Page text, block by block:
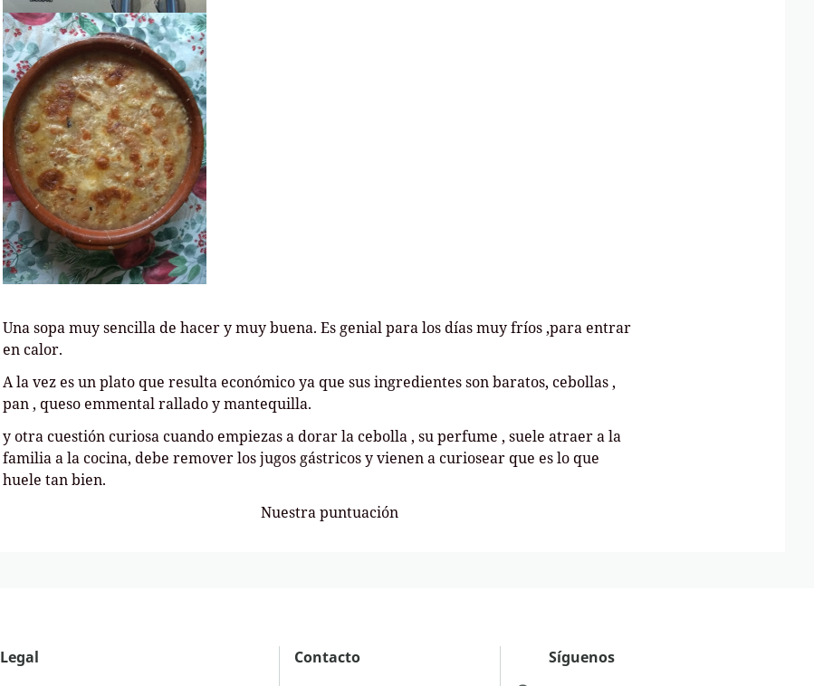
Una sopa muy sencilla de hacer y muy buena. Es genial para los días muy fríos ,para entrar
en calor.
A la vez es un plato que resulta económico ya que sus ingredientes son baratos, cebollas ,
pan , queso emmental rallado y mantequilla.
y otra cuestión curiosa cuando empiezas a dorar la cebolla , su perfume , suele atraer a la
familia a la cocina, debe remover los jugos gástricos y vienen a curiosear que es lo que
huele tan bien.
Nuestra puntuación
Legal Contacto Síguenos